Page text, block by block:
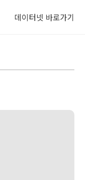
데이터넷 바로가기